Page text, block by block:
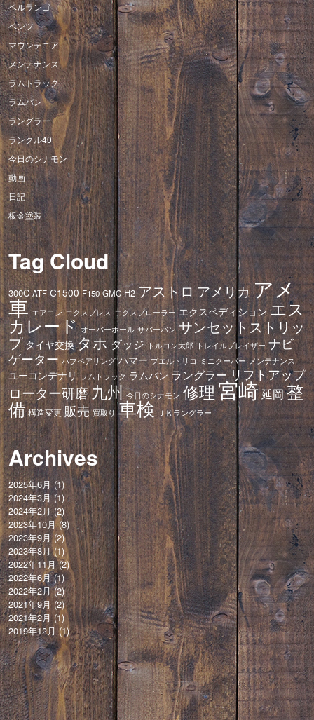
ベルランゴ
ベンツ
マウンテニア
メンテナンス
ラムトラック
ラムバン
ラングラー
ランクル40
今日のシナモン
動画
日記
板金塗装
Tag Cloud
300C ATF C1500 F150 GMC H2 アストロアメリカアメ
車 エアコン エクスプレス エクスプローラー エクスペディション エス
カレード オーバーホール サバーバン サンセットストリッ
プタイヤ交換タホ ダッジ トルコン太郎 トレイルブレイザー ナビ
ゲーター ハブベアリング ハマー プエルトリコ ミニクーパー メンテナンス
ユーコンデナリ ラムトラック ラムバン ラングラー リフトアップ
ローター研磨九州 今日のシナモン 修理宮崎延岡整
備 構造変更 販売 買取り 車検 ＪＫラングラー
Archives
2025年6月(1)
2024年3月(1)
2024年2月(2)
2023年10月(8)
2023年9月(2)
2023年8月(1)
2022年11月(2)
2022年6月(1)
2022年2月(2)
2021年9月 (2)
2021年2月(1)
2019年12月(1)